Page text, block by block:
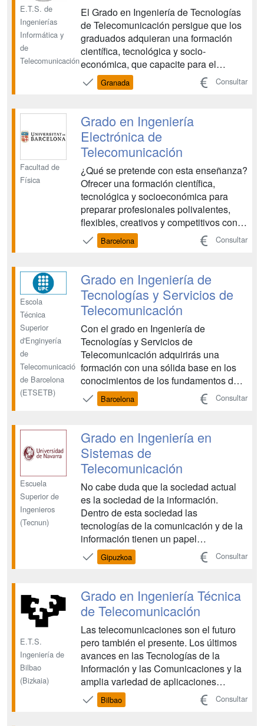
E.T.S. de
Ingenierías
Informática y
de
Telecomunicación
El Grado en Ingeniería de Tecnologías
de Telecomunicación persigue que los
graduados adquieran una formación
científica, tecnológica y socio-
económica, que capacite para el
ejercicio de la profesión de Ingeniero
Técnico de Telecomunicación. Entre los
siguientes: desarrollar la aptitud de
comprender los princi...
Granada Consultar
Facultad de
Física
Grado en Ingeniería
Electrónica de
Telecomunicación
¿Qué se pretende con esta enseñanza?
Ofrecer una formación científica,
tecnológica y socioeconómica para
preparar profesionales polivalentes,
flexibles, creativos y competitivos con
capacidad para: Concebir, diseñar y
producir equipos y sistemas
a las tecnologías de la información y a
las comunicaciones e...
Barcelona Consultar
Escola
Técnica
Superior
d'Enginyería
de
Telecomunicació
de Barcelona
(ETSETB)
Grado en Ingeniería de
Tecnologías y Servicios de
Telecomunicación
Con el grado en Ingeniería de
Tecnologías y Servicios de
Telecomunicación adquirirás una
formación con una sólida base en los
conocimientos de los fundamentos de
la ingeniería en el ámbito de las
tecnologías de la información y la
competencias de cualquiera de las
cuatro menciones del grado que
escojas. Serás, por l...
Barcelona Consultar
Escuela
Superior de
Ingenieros
(Tecnun)
Grado en Ingeniería en
Sistemas de
Telecomunicación
No cabe duda que la sociedad actual
es la sociedad de la información.
Dentro de esta sociedad las
tecnologías de la comunicación y de la
información tienen un papel
preponderante, un papel que
claramente será el motor de las
graduadas/os en ingeniería en sistemas
de comunicación tendrían un claro
protagonismo en e...
Gipuzkoa Consultar
E.T.S.
Ingeniería de
Bilbao
(Bizkaia)
Grado en Ingeniería Técnica
de Telecomunicación
Las telecomunicaciones son el futuro
pero también el presente. Los últimos
avances en las Tecnologías de la
Información y las Comunicaciones y la
amplia variedad de aplicaciones
prácticas de esta disciplina, que cuenta
con posibilidades infinitas de desarrollo
Bilbao Consultar